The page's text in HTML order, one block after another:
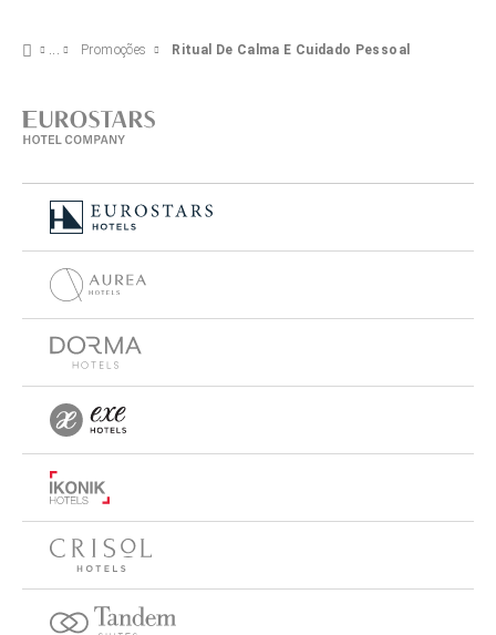
Promoções Ritual De Calma E Cuidado Pessoal